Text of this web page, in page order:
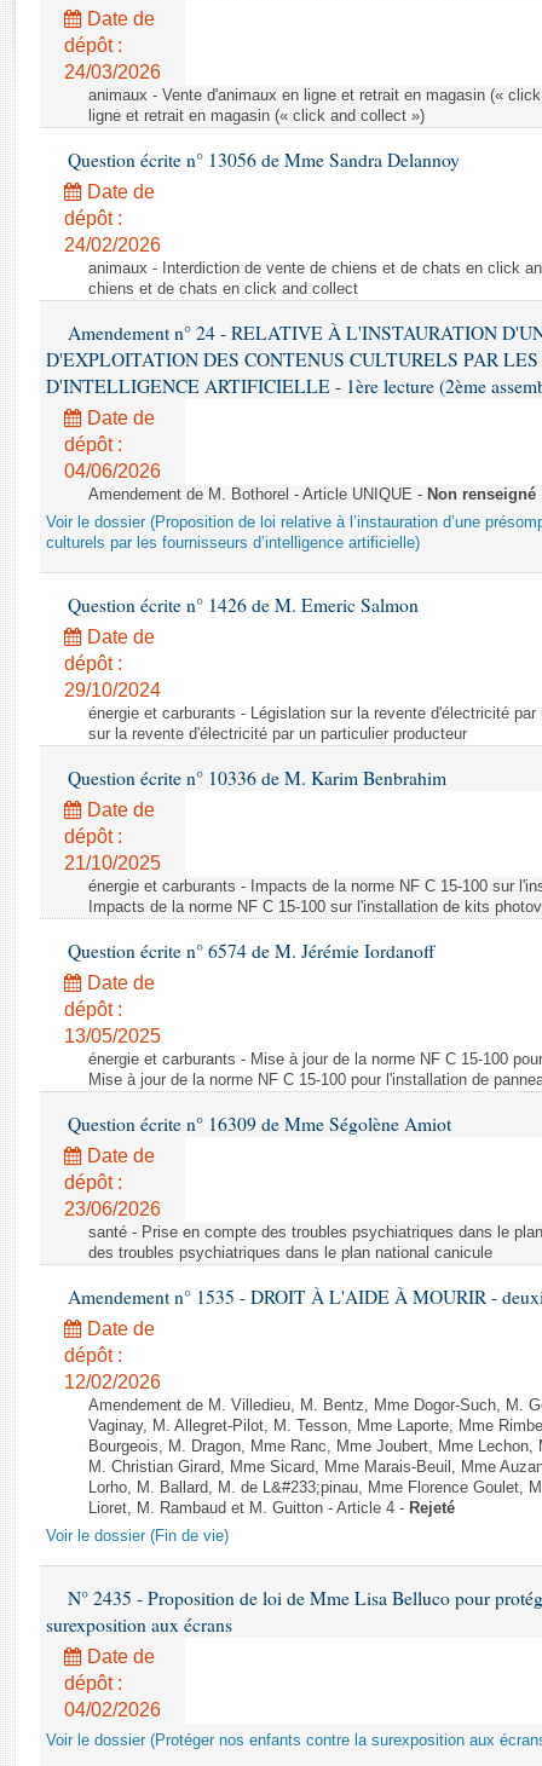
Rapports législatifs
Rapports sur l'application des lois
Baromètre de l’application des lois
Dossiers législatifs
Budget et sécurité sociale
Questions écrites et orales
Comptes rendus des débats
Date de
dépôt :
24/03/2026
animaux - Vente d'animaux en ligne et retrait en magasin («
ligne et retrait en magasin (« click and collect »)
Question écrite n° 13056 de Mme Sandra Delannoy
Date de
dépôt :
24/02/2026
animaux - Interdiction de vente de chiens et de chats en click
chiens et de chats en click and collect
Amendement n° 24 - RELATIVE À L'INSTAURATION
D'EXPLOITATION DES CONTENUS CULTURELS PAR LES
D'INTELLIGENCE ARTIFICIELLE - 1ère lecture (2ème
Date de
dépôt :
04/06/2026
Amendement de M. Bothorel - Article UNIQUE - Non renseigné
Voir le dossier (Proposition de loi relative à l’instauration d’une
culturels par les fournisseurs d’intelligence artificielle)
Question écrite n° 1426 de M. Emeric Salmon
Date de
dépôt :
29/10/2024
énergie et carburants - Législation sur la revente d'électricité
sur la revente d'électricité par un particulier producteur
Question écrite n° 10336 de M. Karim Benbrahim
Date de
dépôt :
21/10/2025
énergie et carburants - Impacts de la norme NF C 15-100 sur
Impacts de la norme NF C 15-100 sur l'installation de kits
Question écrite n° 6574 de M. Jérémie Iordanoff
Date de
dépôt :
13/05/2025
énergie et carburants - Mise à jour de la norme NF C 15-100
Mise à jour de la norme NF C 15-100 pour l'installation de
Question écrite n° 16309 de Mme Ségolène Amiot
Date de
dépôt :
23/06/2026
santé - Prise en compte des troubles psychiatriques dans le
des troubles psychiatriques dans le plan national canicule
Amendement n° 1535 - DROIT À L'AIDE À MOURIR -
Date de
dépôt :
12/02/2026
Amendement de M. Villedieu, M. Bentz, Mme Dogor-Such, M.
Vaginay, M. Allegret-Pilot, M. Tesson, Mme Laporte, Mme
Bourgeois, M. Dragon, Mme Ranc, Mme Joubert, Mme
M. Christian Girard, Mme Sicard, Mme Marais-Beuil, Mme
Lorho, M. Ballard, M. de L&#233;pinau, Mme Florence Goulet,
Lioret, M. Rambaud et M. Guitton - Article 4 - Rejeté
Voir le dossier (Fin de vie)
N° 2435 - Proposition de loi de Mme Lisa Belluco pour
surexposition aux écrans
Date de
dépôt :
04/02/2026
Voir le dossier (Protéger nos enfants contre la surexposition aux